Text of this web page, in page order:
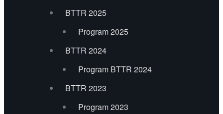
Ben Turner
Christian Gleesborg
De Nord – Alsiske Spillemænd
Downtown Dynt
BTTR 2025
Program 2025
BTTR 2024
Program BTTR 2024
BTTR 2023
Program 2023